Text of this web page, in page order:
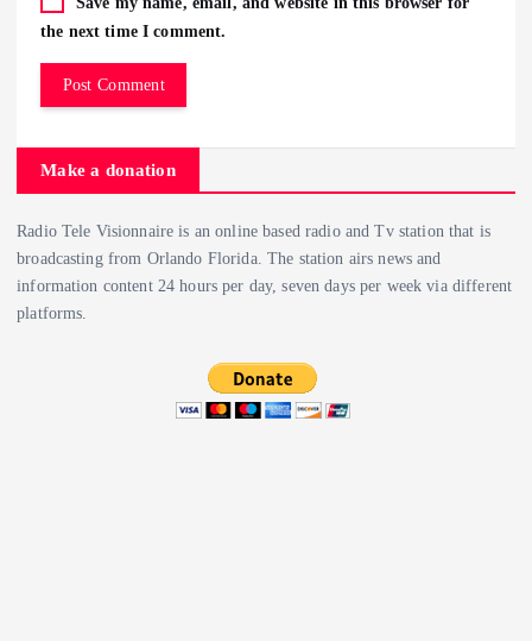
the next time I comment.
Make a donation
Radio Tele Visionnaire is an online based radio and Tv station that is
broadcasting from Orlando Florida. The station airs news and
information content 24 hours per day, seven days per week via different
platforms.